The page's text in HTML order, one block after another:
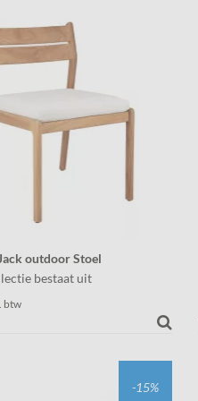
outdoor Stoel
bestaat uit
massief teakhouten
tijdloos en duurzaam! Dit
btw
-15%